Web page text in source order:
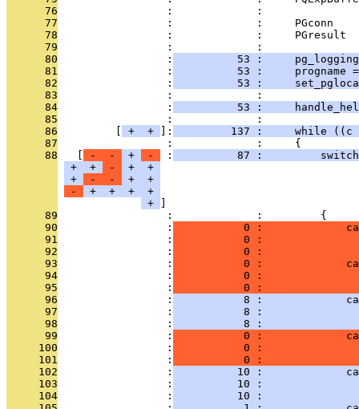
      76
                 :             :
      77
:             :     PGconn
      78
:             :     PGresult
      79
                 :             :
      80
                 :
53 :
      81
                 :
53 :     progname
      82
                 :
53 :
      83
                 :             :
      84
                 :
53 :
      85
                 :             :
      86
+ + ]:
137 :     while ((c
      87
                 :             :     {
      88
- - + - :
87 :
+
+ - +
+
+
- - +
+
-
+ + +
+
+
      89
                 :             :         {
      90
                 :
0 :
      91
                 :
0 :
      92
                 :
0 :
      93
                 :
0 :
      94
                 :
0 :
      95
                 :
0 :
      96
                 :
8 :
      97
                 :
8 :
      98
                 :
8 :
      99
                 :
0 :
     100
                 :
0 :
     101
                 :
0 :
     102
                 :
10 :
     103
                 :
10 :
     104
                 :
10 :